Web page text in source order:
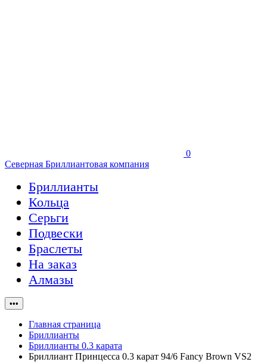
0
Северная Бриллиантовая компания
Бриллианты
Кольца
Серьги
Подвески
Браслеты
На заказ
Алмазы
•••
Главная страница
Бриллианты
Бриллианты 0.3 карата
Бриллиант Принцесса 0.3 карат 94/6 Fancy Brown VS2